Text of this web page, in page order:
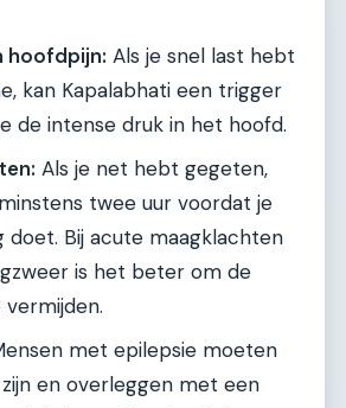
hoofdpijn: Als je snel last hebt
kan Kapalabhati een trigger
de intense druk in het hoofd.
Als je net hebt gegeten,
twee uur voordat je
doet. Bij acute maagklachten
is het beter om de
met epilepsie moeten
en overleggen met een